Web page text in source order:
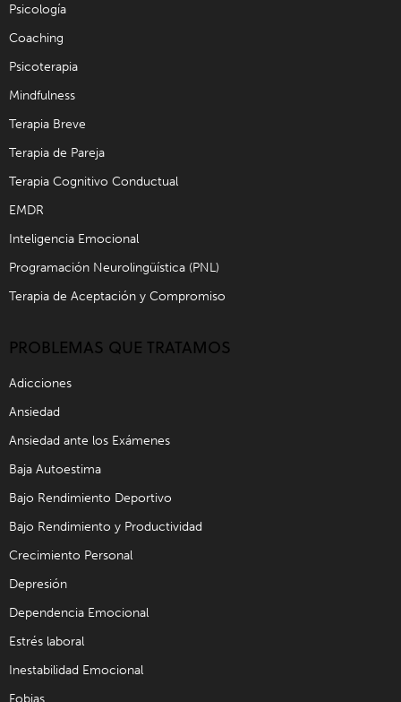
Psicología
Coaching
Psicoterapia
Mindfulness
Terapia Breve
Terapia de Pareja
Terapia Cognitivo Conductual
EMDR
Inteligencia Emocional
Programación Neurolingüística (PNL)
Terapia de Aceptación y Compromiso
PROBLEMAS QUE TRATAMOS
Adicciones
Ansiedad
Ansiedad ante los Exámenes
Baja Autoestima
Bajo Rendimiento Deportivo
Bajo Rendimiento y Productividad
Crecimiento Personal
Depresión
Dependencia Emocional
Estrés laboral
Inestabilidad Emocional